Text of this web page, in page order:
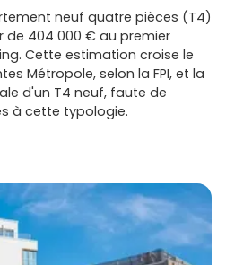
télétravail.
dans le Calvados
caennaise, tu croiseras
Parmi eux :
,Kaufman & Broad:
et options premium.
,Pierreval Réalités,Sotrim
en Normandie, avec
local.
neuf quatre pièces (T4)
de 404 000 € au premier
Cette estimation croise le
Métropole, selon la FPI, et la
d'un T4 neuf, faute de
à cette typologie.